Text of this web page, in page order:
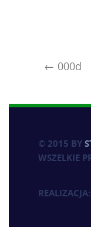
000d
© 2015 BY
WSZELKIE
REALIZACJA: